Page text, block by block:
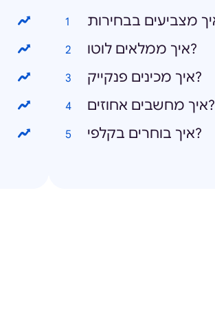
איך ממלאים לוטו?
איך מכינים פנקייק?
איך מחשבים אחוזים?
איך בוחרים בקלפי?